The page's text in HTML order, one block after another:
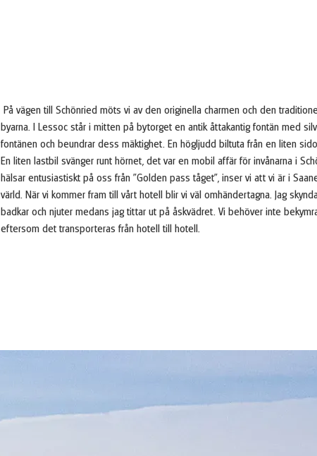
På vägen till Schönried möts vi av den originella charmen och den
byarna. I Lessoc står i mitten på bytorget en antik åttakantig fontän med
fontänen och beundrar dess mäktighet. En högljudd biltuta från en liten
En liten lastbil svänger runt hörnet, det var en mobil affär för invånarna i
hälsar entusiastiskt på oss från ”Golden pass tåget”, inser vi att vi är i
värld. När vi kommer fram till vårt hotell blir vi väl omhändertagna. Jag
badkar och njuter medans jag tittar ut på åskvädret. Vi behöver inte
eftersom det transporteras från hotell till hotell.